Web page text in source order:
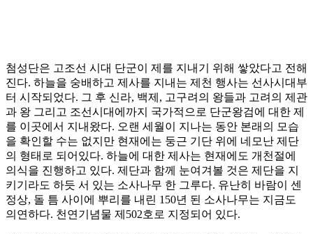
첨성단은 고조선 시대 단군이 제를 지내기 위해 쌓았다고 전해
진다. 하늘을 숭배하고 제사를 지내는 제천 행사는 선사시대부
터 시작되었다. 그 후 신라, 백제, 고구려의 왕들과 고려의 제관
과 왕 그리고 조선시대에까지 국가적으로 단군왕검에 대한 제
를 이곳에서 지내왔다. 오랜 세월이 지나는 동안 본래의 모습
을 확인할 수는 없지만 현재에는 둥근 기단 위에 네모난 제단
의 형태로 되어있다. 하늘에 대한 제사는 현재에도 개천절에
의식을 진행하고 있다. 제단과 함께 눈여겨볼 것은 제단을 지
키기라도 하듯 서 있는 소사나무 한 그루다. 유난히 바람이 센
정상, 돌 틈 사이에 뿌리를 내린 150년 된 소사나무는 지금도
의연하다. 천연기념물 제502호로 지정되어 있다.